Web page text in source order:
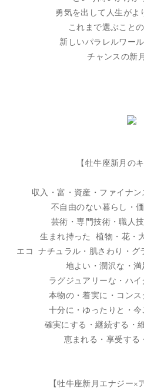
勇気を出して人生がよ
これまで選ぶこと
新しいパラレルワー
チャンスの新
【牡牛座新月の
収入・富・資産・ファイナ
不自由のない暮らし・
芸術・専門技術・職人
生まれ持った 植物・花・
エコ ナチュラル・肌さわり・
地よい・潤沢な・
ラグジュアリーな・ハ
本物の・着実に・コン
十分に・ゆったりと・
確実にする・継続する・
恵まれる・享受する
【牡牛座新月エナジー×